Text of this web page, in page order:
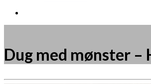
Dug med mønster –